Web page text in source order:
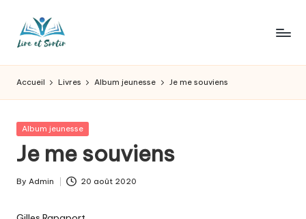
L
ir
e
e
t
s
pour
les
goûts,
des
pour
les
Accueil Livres Album jeunesse Je me souviens
Posted
Album jeunesse
Je me souviens
Posted
By Admin 20 août 2020